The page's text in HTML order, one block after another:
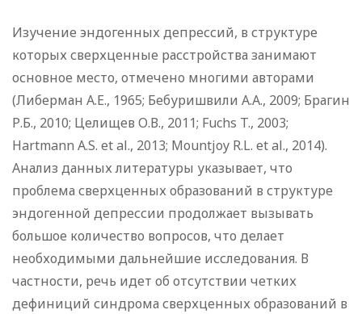
Изучение эндогенных депрессий, в структуре
которых сверхценные расстройства занимают
основное место, отмечено многими авторами
(Либерман А.Е., 1965; Бебуришвили А.А., 2009; Брагин
Р.Б., 2010; Целищев О.В., 2011; Fuchs T., 2003;
Hartmann A.S. et al., 2013; Mountjoy R.L. et al., 2014).
Анализ данных литературы указывает, что
проблема сверхценных образований в структуре
эндогенной депрессии продолжает вызывать
большое количество вопросов, что делает
необходимыми дальнейшие исследования. В
частности, речь идет об отсутствии четких
дефиниций синдрома сверхценных образований в